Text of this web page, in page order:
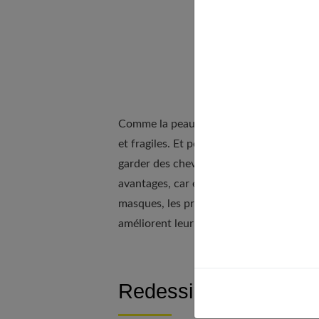
Comme la peau, avec les années, les
et fragiles. Et pour ça, la plus jolie
garder des cheveux en pleine santé,
avantages, car elle est plus simple à
masques, les produits qui permettent
améliorent leur tenue et le volume.
Redessiner l’ovale du